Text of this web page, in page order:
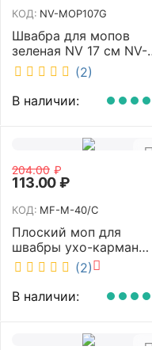
КОД: NV-MOP107G
Швабра для мопов
зеленая NV 17 см NV-
MOP107G (2)
В наличии:
204.00 ₽
113.00₽
КОД: MF-M-40/C
Плоский моп для
швабры ухо-карман
белый 40 см NV MF-M-
40/C
(2)
В наличии: